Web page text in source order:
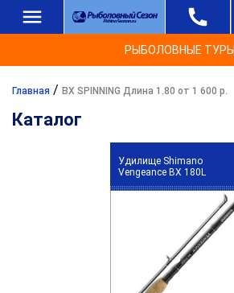
РЫБОЛОВНЫЕ ТУРЫ
Главная / BX SPINNING Длина 1.80 от 1 600 р.
Каталог
Удилище Shimano
Vengeance BX 180L